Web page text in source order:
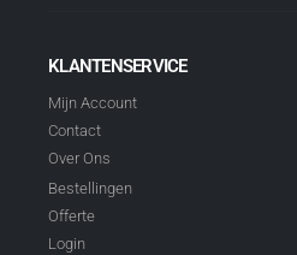
KLANTENSERVICE
Mijn Account
Contact
Over Ons
Bestellingen
Offerte
Login